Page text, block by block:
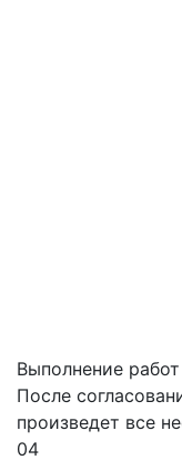
Выполнение работ
После
произведет все
04